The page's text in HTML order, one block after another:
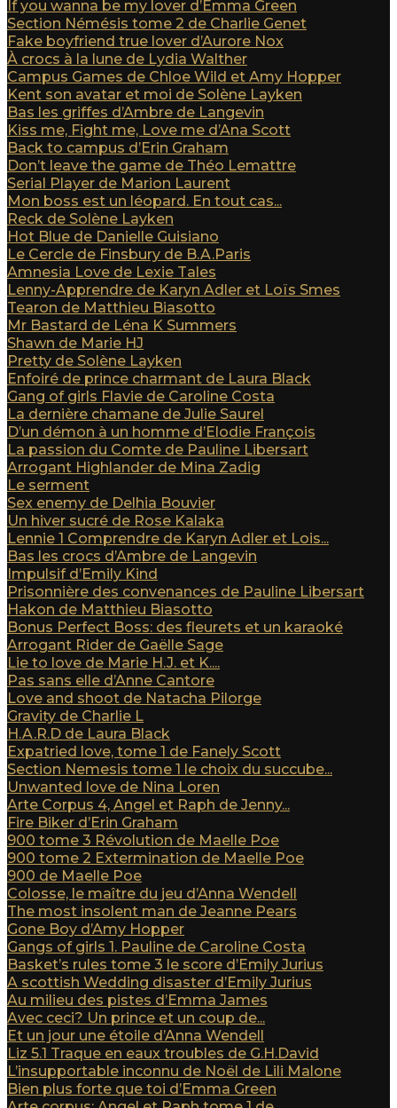
If you wanna be my lover d’Emma Green
Section Némésis tome 2 de Charlie Genet
Fake boyfriend true lover d’Aurore Nox
À crocs à la lune de Lydia Walther
Campus Games de Chloe Wild et Amy Hopper
Kent son avatar et moi de Solène Layken
Bas les griffes d’Ambre de Langevin
Kiss me, Fight me, Love me d’Ana Scott
Back to campus d’Erin Graham
Don’t leave the game de Théo Lemattre
Serial Player de Marion Laurent
Mon boss est un léopard. En tout cas...
Reck de Solène Layken
Hot Blue de Danielle Guisiano
Le Cercle de Finsbury de B.A.Paris
Amnesia Love de Lexie Tales
Lenny-Apprendre de Karyn Adler et Loïs Smes
Tearon de Matthieu Biasotto
Mr Bastard de Léna K Summers
Shawn de Marie HJ
Pretty de Solène Layken
Enfoiré de prince charmant de Laura Black
Gang of girls Flavie de Caroline Costa
La dernière chamane de Julie Saurel
D’un démon à un homme d’Elodie François
La passion du Comte de Pauline Libersart
Arrogant Highlander de Mina Zadig
Le serment
Sex enemy de Delhia Bouvier
Un hiver sucré de Rose Kalaka
Lennie 1 Comprendre de Karyn Adler et Lois...
Bas les crocs d’Ambre de Langevin
Impulsif d’Emily Kind
Prisonnière des convenances de Pauline Libersart
Hakon de Matthieu Biasotto
Bonus Perfect Boss: des fleurets et un karaoké
Arrogant Rider de Gaëlle Sage
Lie to love de Marie H.J. et K....
Pas sans elle d’Anne Cantore
Love and shoot de Natacha Pilorge
Gravity de Charlie L
H.A.R.D de Laura Black
Expatried love, tome 1 de Fanely Scott
Section Nemesis tome 1 le choix du succube...
Unwanted love de Nina Loren
Arte Corpus 4, Angel et Raph de Jenny...
Fire Biker d’Erin Graham
900 tome 3 Révolution de Maelle Poe
900 tome 2 Extermination de Maelle Poe
900 de Maelle Poe
Colosse, le maître du jeu d’Anna Wendell
The most insolent man de Jeanne Pears
Gone Boy d’Amy Hopper
Gangs of girls 1. Pauline de Caroline Costa
Basket’s rules tome 3 le score d’Emily Jurius
A scottish Wedding disaster d’Emily Jurius
Au milieu des pistes d’Emma James
Avec ceci? Un prince et un coup de...
Et un jour une étoile d’Anna Wendell
Liz 5.1 Traque en eaux troubles de G.H.David
L’insupportable inconnu de Noël de Lili Malone
Bien plus forte que toi d’Emma Green